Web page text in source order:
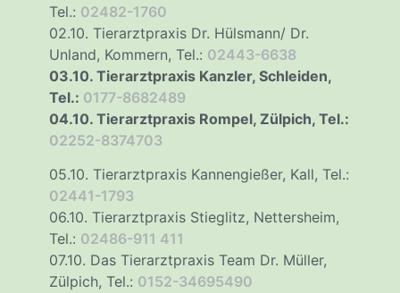
Tel.: 02482-1760
02.10. Tierarztpraxis Dr. Hülsmann/ Dr.
Unland, Kommern, Tel.: 02443-6638
03.10. Tierarztpraxis Kanzler, Schleiden,
Tel.: 0177-8682489
04.10. Tierarztpraxis Rompel, Zülpich, Tel.:
02252-8374703
05.10. Tierarztpraxis Kannengießer, Kall, Tel.:
02441-1793
06.10. Tierarztpraxis Stieglitz, Nettersheim,
Tel.: 02486-911 411
07.10. Das Tierarztpraxis Team Dr. Müller,
Zülpich, Tel.: 0152-34695490